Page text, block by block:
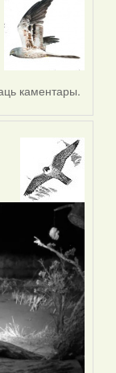
каментары.